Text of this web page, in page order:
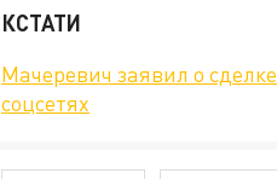
КСТАТИ
Мачеревич заявил о
соцсетях